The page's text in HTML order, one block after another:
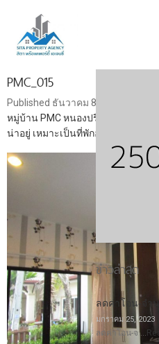
PMC_015
Published ธันวาคม 8, 2018
หมู่บ้าน PMC หนองปรือ ขนาด 94 ต
น่าอยู่ เหมาะเป็นที่พักอาศัย หรือบ้าน
ข่าวล่าสุด
ลดค่าโอน-จำ
มกราคม 25, 2023
ลดค่าโอน-จ …